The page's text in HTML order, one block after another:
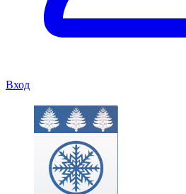
Вход